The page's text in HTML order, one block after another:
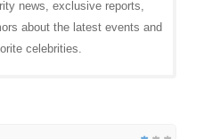
news, exclusive reports,
about the latest events and
celebrities.